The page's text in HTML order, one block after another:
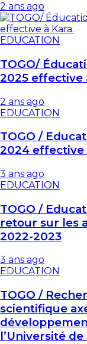
2 ans ago
EDUCATION
TOGO/
2025 effective
2 ans ago
EDUCATION
TOGO /
2024 effective
3 ans ago
EDUCATION
TOGO /
retour sur les
2022-2023
3 ans ago
EDUCATION
TOGO /
scientifique
l’Université de